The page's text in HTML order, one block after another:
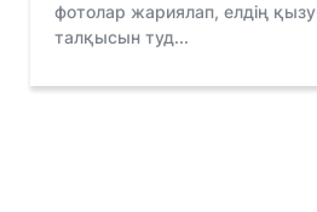
фотолар жариялап, елдің қызу
талқысын туд...